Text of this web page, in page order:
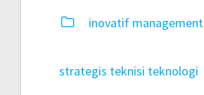
inovatif management
strategis teknisi teknologi